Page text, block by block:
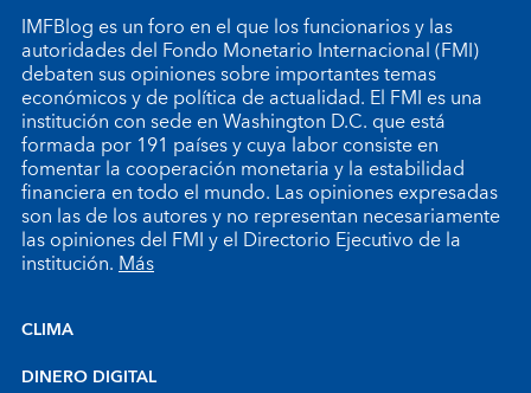
IMFBlog es un foro en el que los funcionarios y las
autoridades del Fondo Monetario Internacional (FMI)
debaten sus opiniones sobre importantes temas
económicos y de política de actualidad. El FMI es una
institución con sede en Washington D.C. que está
formada por 191 países y cuya labor consiste en
fomentar la cooperación monetaria y la estabilidad
financiera en todo el mundo. Las opiniones expresadas
son las de los autores y no representan necesariamente
las opiniones del FMI y el Directorio Ejecutivo de la
institución.Más
CLIMA
DINERO DIGITAL